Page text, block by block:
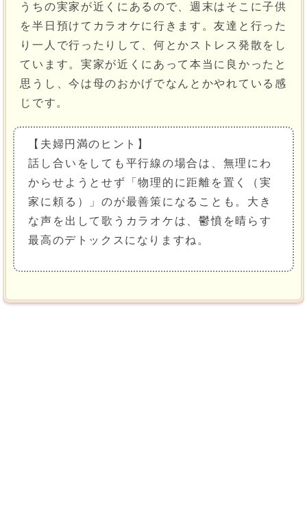
うちの実家が近くにあるので、週末はそこに子供
を半日預けてカラオケに行きます。友達と行った
り一人で行ったりして、何とかストレス発散をし
ています。実家が近くにあって本当に良かったと
思うし、今は母のおかげでなんとかやれている感
じです。
【夫婦円満のヒント】
話し合いをしても平行線の場合は、無理にわ
からせようとせず「物理的に距離を置く（実
家に頼る）」のが最善策になることも。大き
な声を出して歌うカラオケは、鬱憤を晴らす
最高のデトックスになりますね。